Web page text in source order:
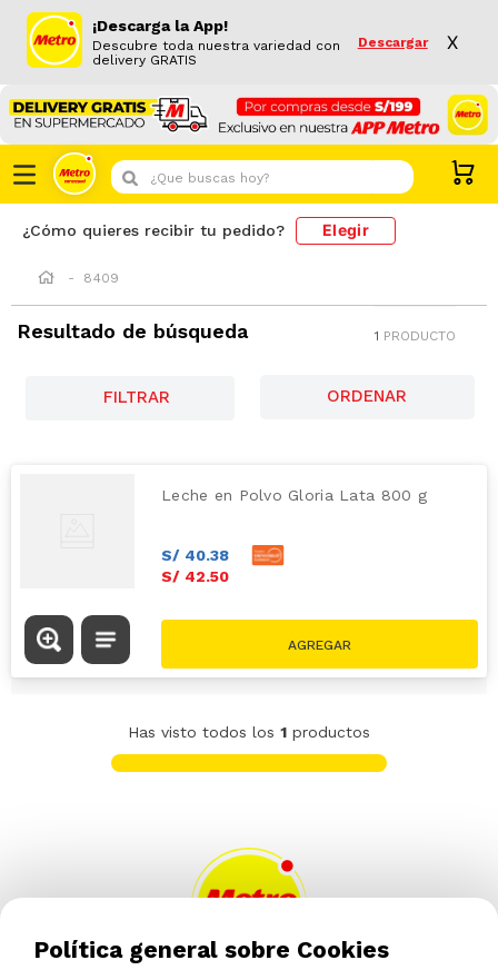
¡Descarga la App!
Descubre toda nuestra variedad con
delivery GRATIS
Descargar X
¿Que buscas hoy?
¿Cómo quieres recibir tu pedido? Elegir
8409
Resultado de búsqueda 1 PRODUCTO
FILTRAR
Leche en Polvo Gloria Lata 800 g
S/ 40.38
S/ 42.50
Has visto todos los 1 productos
Política general sobre Cookies